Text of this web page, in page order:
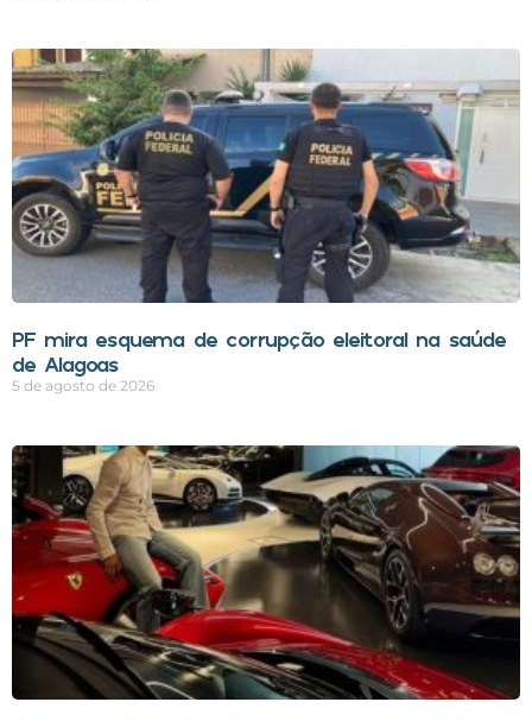
PF mira esquema de corrupção eleitoral na saúde
de Alagoas
5 de agosto de 2026